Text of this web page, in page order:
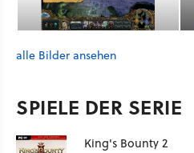
alle Bilder ansehen
SPIELE DER SERIE
King's Bounty 2